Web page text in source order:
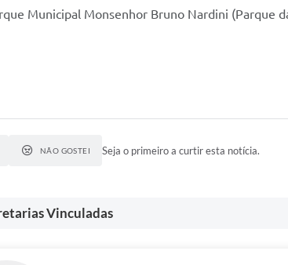
Municipal Monsenhor Bruno Nardini (Parque
NÃO GOSTEI Seja o primeiro a curtir esta notícia.
Vinculadas